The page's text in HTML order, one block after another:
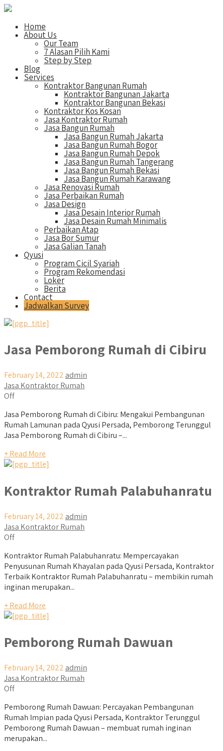
Home
About Us
Our Team
7 Alasan Pilih Kami
Step by Step
Blog
Services
Kontraktor Bangunan Rumah
Kontraktor Bangunan Jakarta
Kontraktor Bangunan Bekasi
Kontraktor Kos Kosan
Jasa Kontraktor Rumah
Jasa Bangun Rumah
Jasa Bangun Rumah Jakarta
Jasa Bangun Rumah Bogor
Jasa Bangun Rumah Depok
Jasa Bangun Rumah Tangerang
Jasa Bangun Rumah Bekasi
Jasa Bangun Rumah Karawang
Jasa Renovasi Rumah
Jasa Perbaikan Rumah
Jasa Design
Jasa Desain Interior Rumah
Jasa Desain Rumah Minimalis
Perbaikan Atap
Jasa Bor Sumur
Jasa Galian Tanah
Qyusi
Program Cicil Syariah
Program Rekomendasi
Loker
Berita
Contact
Jadwalkan Survey
Jasa Pemborong Rumah di Cibiru
February 14, 2022 admin
Jasa Kontraktor Rumah
Off
Jasa Pemborong Rumah di Cibiru: Mengakui Pembangunan
Rumah Lamunan pada Qyusi Persada, Pemborong Terunggul
Jasa Pemborong Rumah di Cibiru –...
+ Read More
Kontraktor Rumah Palabuhanratu
February 14, 2022 admin
Jasa Kontraktor Rumah
Off
Kontraktor Rumah Palabuhanratu: Mempercayakan
Penyusunan Rumah Khayalan pada Qyusi Persada, Kontraktor
Terbaik Kontraktor Rumah Palabuhanratu – membikin rumah
inginan merupakan...
+ Read More
Pemborong Rumah Dawuan
February 14, 2022 admin
Jasa Kontraktor Rumah
Off
Pemborong Rumah Dawuan: Percayakan Pembangunan
Rumah Impian pada Qyusi Persada, Kontraktor Terunggul
Pemborong Rumah Dawuan – membuat rumah inginan
merupakan...